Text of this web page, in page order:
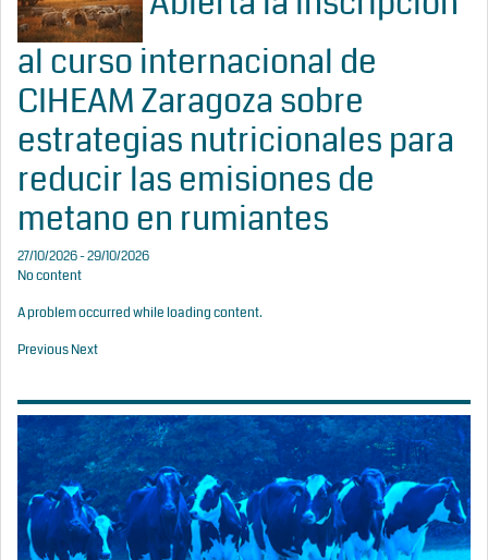
al curso internacional de
CIHEAM Zaragoza sobre
estrategias nutricionales para
reducir las emisiones de
metano en rumiantes
27/10/2026 - 29/10/2026
No content
A problem occurred while loading content.
PreviousNext